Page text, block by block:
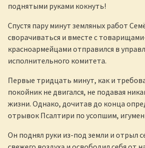
поднятыми руками кокнуть!
Спустя пару минут земляных работ
сворачиваться и вместе с
красноармейцами отправился в
исполнительного комитета.
Первые тридцать минут, как и
покойник не двигался, не подавая
жизни. Однако, дочитав до конца
отрывок Псалтири по усопшим,
Он поднял руки из-под земли и отрыл